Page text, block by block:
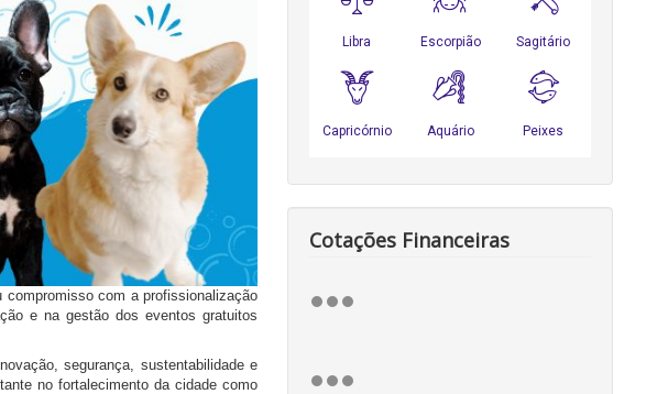
com a profissionalização
e na gestão dos eventos gratuitos
segurança, sustentabilidade e
no fortalecimento da cidade como
Cotações Financeiras